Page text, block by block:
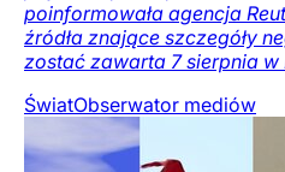
poinformowała agencja
źródła znające szczegóły
zostać zawarta 7 sierpnia w
ŚwiatObserwator mediów